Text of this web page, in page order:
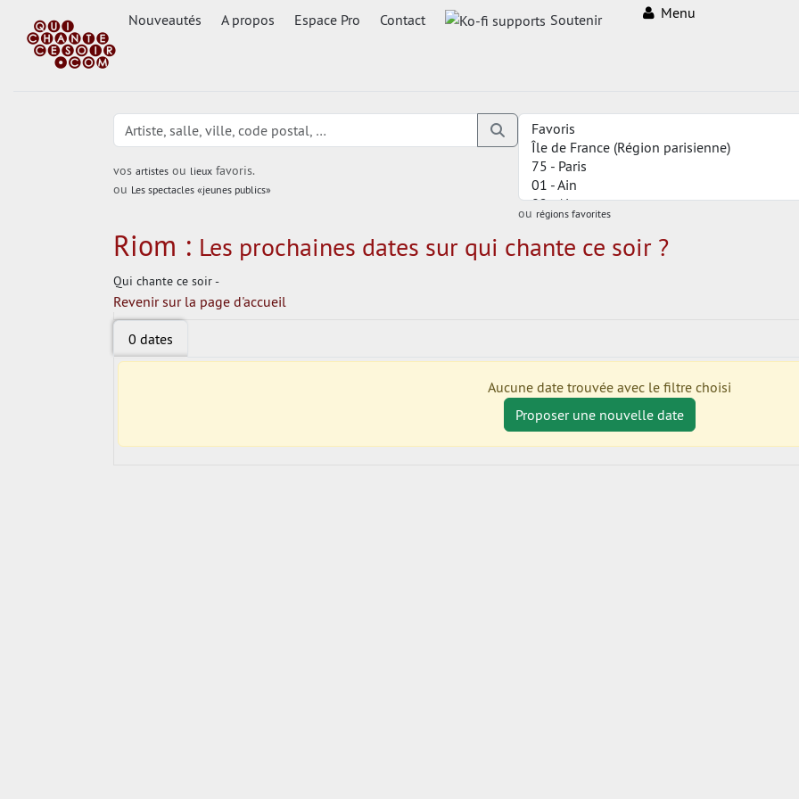
Nouveautés A propos Espace Pro Contact Soutenir Menu
vos artistesou lieuxfavoris.
ou Les spectacles «jeunes publics»
ou régions favorites
Riom : Les prochaines dates sur qui chante ce soir ?
Qui chante ce soir -
Revenir sur la page d'accueil
0 dates
Aucune date trouvée avec le filtre choisi
Proposer une nouvelle date